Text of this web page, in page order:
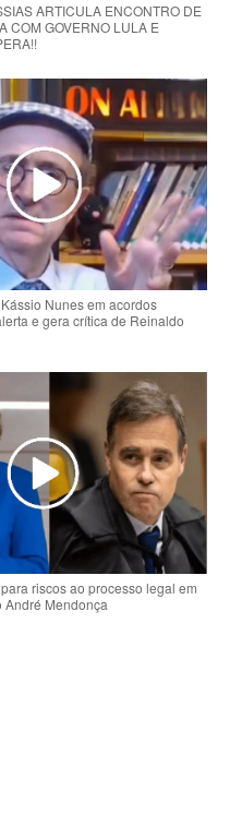
ARTICULA ENCONTRO DE
COM GOVERNO LULA E
Nunes em acordos
e gera crítica de Reinaldo
riscos ao processo legal em
André Mendonça